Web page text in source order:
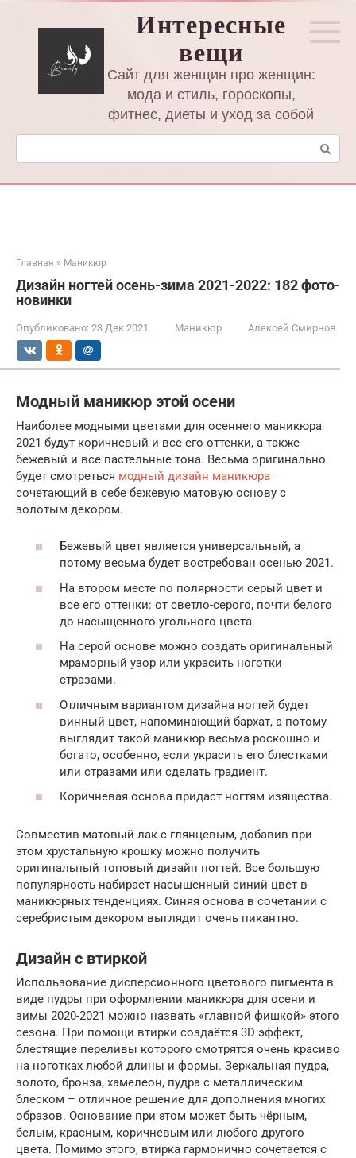
Интересные
вещи
Сайт для женщин про женщин:
мода и стиль, гороскопы,
фитнес, диеты и уход за собой
Поиск:
Главная » Маникюр
Дизайн ногтей осень-зима 2021-2022: 182 фото-
новинки
Опубликовано: 23 Дек 2021 Маникюр Алексей Смирнов
Модный маникюр этой осени
Наиболее модными цветами для осеннего маникюра
2021 будут коричневый и все его оттенки, а также
бежевый и все пастельные тона. Весьма оригинально
будет смотреться модный дизайн маникюра
сочетающий в себе бежевую матовую основу с
золотым декором.
Бежевый цвет является универсальный, а
потому весьма будет востребован осенью 2021.
На втором месте по полярности серый цвет и
все его оттенки: от светло-серого, почти белого
до насыщенного угольного цвета.
На серой основе можно создать оригинальный
мраморный узор или украсить ноготки
стразами.
Отличным вариантом дизайна ногтей будет
винный цвет, напоминающий бархат, а потому
выглядит такой маникюр весьма роскошно и
богато, особенно, если украсить его блестками
или стразами или сделать градиент.
Коричневая основа придаст ногтям изящества.
Совместив матовый лак с глянцевым, добавив при
этом хрустальную крошку можно получить
оригинальный топовый дизайн ногтей. Все большую
популярность набирает насыщенный синий цвет в
маникюрных тенденциях. Синяя основа в сочетании с
серебристым декором выглядит очень пикантно.
Дизайн с втиркой
Использование дисперсионного цветового пигмента в
виде пудры при оформлении маникюра для осени и
зимы 2020-2021 можно назвать «главной фишкой» этого
сезона. При помощи втирки создаётся 3D эффект,
блестящие переливы которого смотрятся очень красиво
на ноготках любой длины и формы. Зеркальная пудра,
золото, бронза, хамелеон, пудра с металлическим
блеском – отличное решение для дополнения многих
образов. Основание при этом может быть чёрным,
белым, красным, коричневым или любого другого
цвета. Помимо этого, втирка гармонично сочетается с